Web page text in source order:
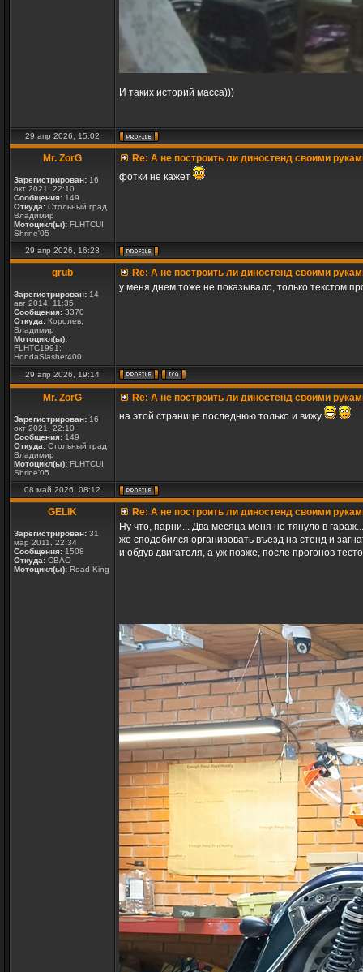
И таких историй масса)))
29 апр 2026, 15:02
Mr. ZorG
Зарегистрирован: 16
окт 2021, 22:10
Сообщения: 149
Откуда: Стольный град
Владимир
Мотоцикл(ы): FLHTCUI
Shrine'05
Re: А не построить ли диностенд своими
фотки не кажет
29 апр 2026, 16:23
grub
Зарегистрирован: 14
авг 2014, 11:35
Сообщения: 3370
Откуда: Королев,
Владимир
Мотоцикл(ы):
FLHTC1991;
HondaSlasher400
Re: А не построить ли диностенд своими
у меня днем тоже не показывало, только текстом
29 апр 2026, 19:14
Mr. ZorG
Зарегистрирован: 16
окт 2021, 22:10
Сообщения: 149
Откуда: Стольный град
Владимир
Мотоцикл(ы): FLHTCUI
Shrine'05
Re: А не построить ли диностенд своими
на этой странице последнюю только и вижу
08 май 2026, 08:12
GELIK
Зарегистрирован: 31
мар 2011, 22:34
Сообщения: 1508
Откуда: СВАО
Мотоцикл(ы): Road King
Re: А не построить ли диностенд своими
Ну что, парни... Два месяца меня не тянуло в
же сподобился организовать въезд на стенд и
и обдув двигателя, а уж позже, после прогонов